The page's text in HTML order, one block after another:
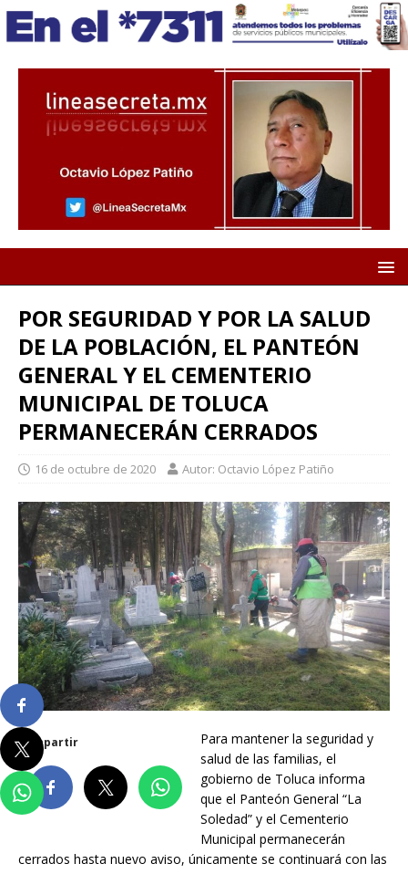
POR SEGURIDAD Y POR LA SALUD
DE LA POBLACIÓN, EL PANTEÓN
GENERAL Y EL CEMENTERIO
MUNICIPAL DE TOLUCA
PERMANECERÁN CERRADOS
16 de octubre de 2020 Autor: Octavio López Patiño
Compartir
Para mantener la seguridad y
salud de las familias, el
gobierno de Toluca informa
que el Panteón General “La
Soledad” y el Cementerio
Municipal permanecerán
cerrados hasta nuevo aviso, únicamente se continuará con las